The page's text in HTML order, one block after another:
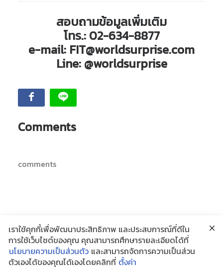
สอบถามข้อมูลเพิ่มเติม
โทร.: 02-634-8877
e-mail: FIT@worldsurprise.com
Line: @worldsurprise
Comments
comments
เราใช้คุกกี้เพื่อพัฒนาประสิทธิภาพ และประสบการณ์ที่ดีใน
การใช้เว็บไซต์ของคุณ คุณสามารถศึกษารายละเอียดได้ที่
นโยบายความเป็นส่วนตัว และสามารถจัดการความเป็นส่วน
ตัวเองได้ของคุณได้เองโดยคลิกที่ ตั้งค่า